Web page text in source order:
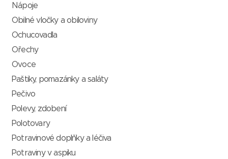
Nápoje
Obilné vločky a obiloviny
Ochucovadla
Ořechy
Ovoce
Paštiky, pomazánky a saláty
Pečivo
Polevy, zdobení
Polotovary
Potravinové doplňky a léčiva
Potraviny v aspiku